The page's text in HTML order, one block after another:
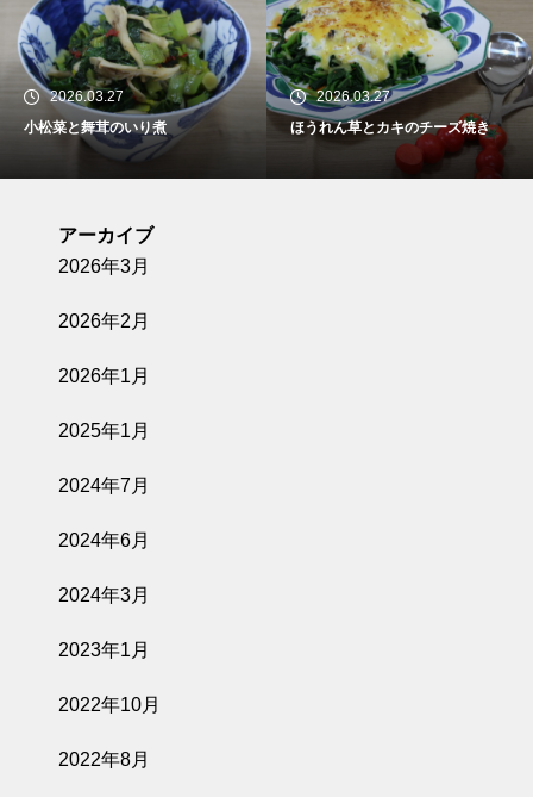
2026.03.27
小松菜と舞茸のいり煮
2026.03.27
ほうれん草とカキのチーズ焼き
アーカイブ
2026年3月
2026年2月
2026年1月
2025年1月
2024年7月
2024年6月
2024年3月
2023年1月
2022年10月
2022年8月